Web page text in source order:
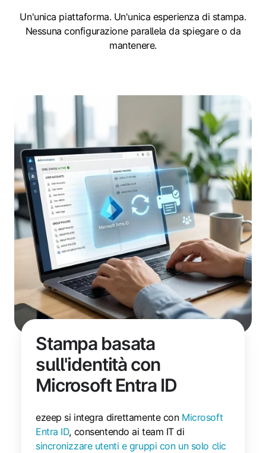
Un'unica piattaforma. Un'unica esperienza di stampa.
Nessuna configurazione parallela da spiegare o da
mantenere.
Stampa basata
sull'identità con
Microsoft Entra ID
ezeep si integra direttamente con Microsoft
Entra ID, consentendo ai team IT di
sincronizzare utenti e gruppi con un solo clic